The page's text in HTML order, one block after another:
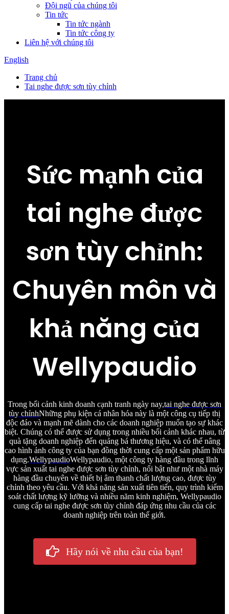
Đội ngũ của chúng tôi
Tin tức
Tin tức ngành
Tin tức công ty
Liên hệ với chúng tôi
English
Trang chủ
Tai nghe được sơn tùy chỉnh
Sức mạnh của
tai nghe được
sơn tùy chỉnh:
Chuyên môn và
khả năng của
Wellypaudio
Trong bối cảnh kinh doanh cạnh tranh ngày nay,tai nghe được sơn
tùy chỉnhNhững phụ kiện cá nhân hóa này là một công cụ tiếp thị
độc đáo và mạnh mẽ dành cho các doanh nghiệp muốn tạo sự khác
biệt. Chúng có thể được sử dụng trong nhiều bối cảnh khác nhau, từ
quà tặng doanh nghiệp đến quảng bá thương hiệu, và có thể nâng
cao hình ảnh công ty của bạn đồng thời cung cấp một sản phẩm hữu
dụng.WellypaudioWellypaudio, một công ty hàng đầu trong lĩnh
vực sản xuất tai nghe được sơn tùy chỉnh, nổi bật như một nhà máy
hàng đầu chuyên về thiết bị âm thanh chất lượng cao, được tùy
chỉnh theo yêu cầu. Với khả năng sản xuất tiên tiến, quy trình kiểm
soát chất lượng kỹ lưỡng và nhiều năm kinh nghiệm, Wellypaudio
cung cấp tai nghe được sơn tùy chỉnh đáp ứng nhu cầu của các
doanh nghiệp trên toàn thế giới.
Hãy nói về nhu cầu của bạn!